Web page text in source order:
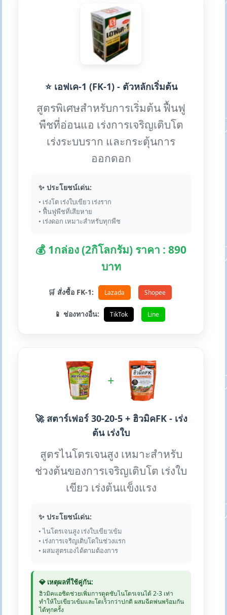
⭐ เอฟเค-1 (FK-1) - ตัวหลักเริ่มต้น
สูตรพิเศษสำหรับการเริ่มต้น ฟื้นฟู
พืชที่อ่อนแอ เร่งการเจริญเติบโต
เร่งระบบราก และกระตุ้นการ
ออกดอก
✨ ประโยชน์เด่น:
• เร่งโต เร่งใบเขียว เร่งราก
• ฟื้นฟูพืชที่เสียหาย
• เร่งดอก เหมาะสำหรับทุกพืช
💰 1กล่อง (2กิโลกรัม) ราคา : 890
บาท
🛒 สั่งซื้อ FK-1: Lazada Shopee
📱 ช่องทางอื่น: TikTok Line
+
🚀 สตาร์เฟอร์ 30-20-5 + ฮิวมิคFK - เร่ง
ต้น เร่งใบ
สูตรไนโตรเจนสูง เหมาะสำหรับ
ช่วงต้นของการเจริญเติบโต เร่งใบ
เขียว เร่งต้นแข็งแรง
✨ ประโยชน์เด่น:
• ไนโตรเจนสูง เร่งใบเขียวเข้ม
• เร่งการเจริญเติบโตในช่วงแรก
• ผสมสูตรเองได้ตามต้องการ
💎 เหตุผลที่ใช้คู่กัน:
ฮิวมิคแอซิดช่วยเพิ่มการดูดซับไนโตรเจนได้ 2-3 เท่า
ทำให้ใบเขียวเข้มและโตเร็วกว่าปกติ ผสมฉีดพ่นพร้อมกัน
ได้ทุกครั้ง